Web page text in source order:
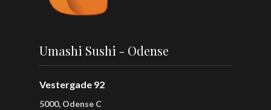
Umashi Sushi - Odense
Vestergade 92
5000, Odense C